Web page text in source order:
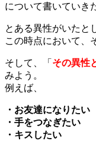
について書いていき
とある異性がいたと
この時点において、
そして、「 その異性
みよう。
例えば、
・お友達になりたい
・手をつなぎたい
・キスしたい